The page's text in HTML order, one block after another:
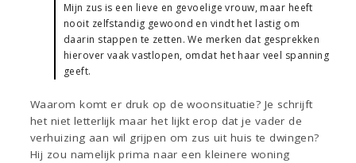
Mijn zus is een lieve en gevoelige vrouw, maar heeft
nooit zelfstandig gewoond en vindt het lastig om
daarin stappen te zetten. We merken dat gesprekken
hierover vaak vastlopen, omdat het haar veel spanning
geeft.
Waarom komt er druk op de woonsituatie? Je schrijft
het niet letterlijk maar het lijkt erop dat je vader de
verhuizing aan wil grijpen om zus uit huis te dwingen?
Hij zou namelijk prima naar een kleinere woning